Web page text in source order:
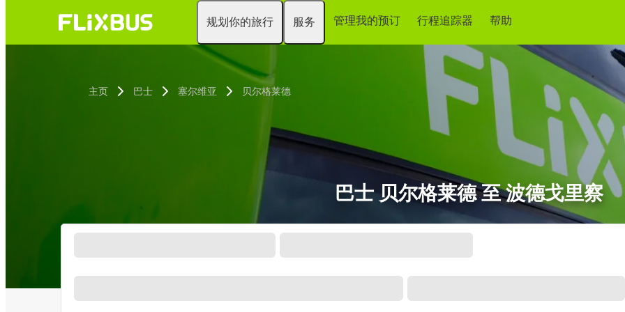
规划你的旅行 服务 管理我的预订 行程追踪器 帮助
主页 巴士 塞尔维亚 贝尔格莱德
巴士 贝尔格莱德 至 波德戈里察